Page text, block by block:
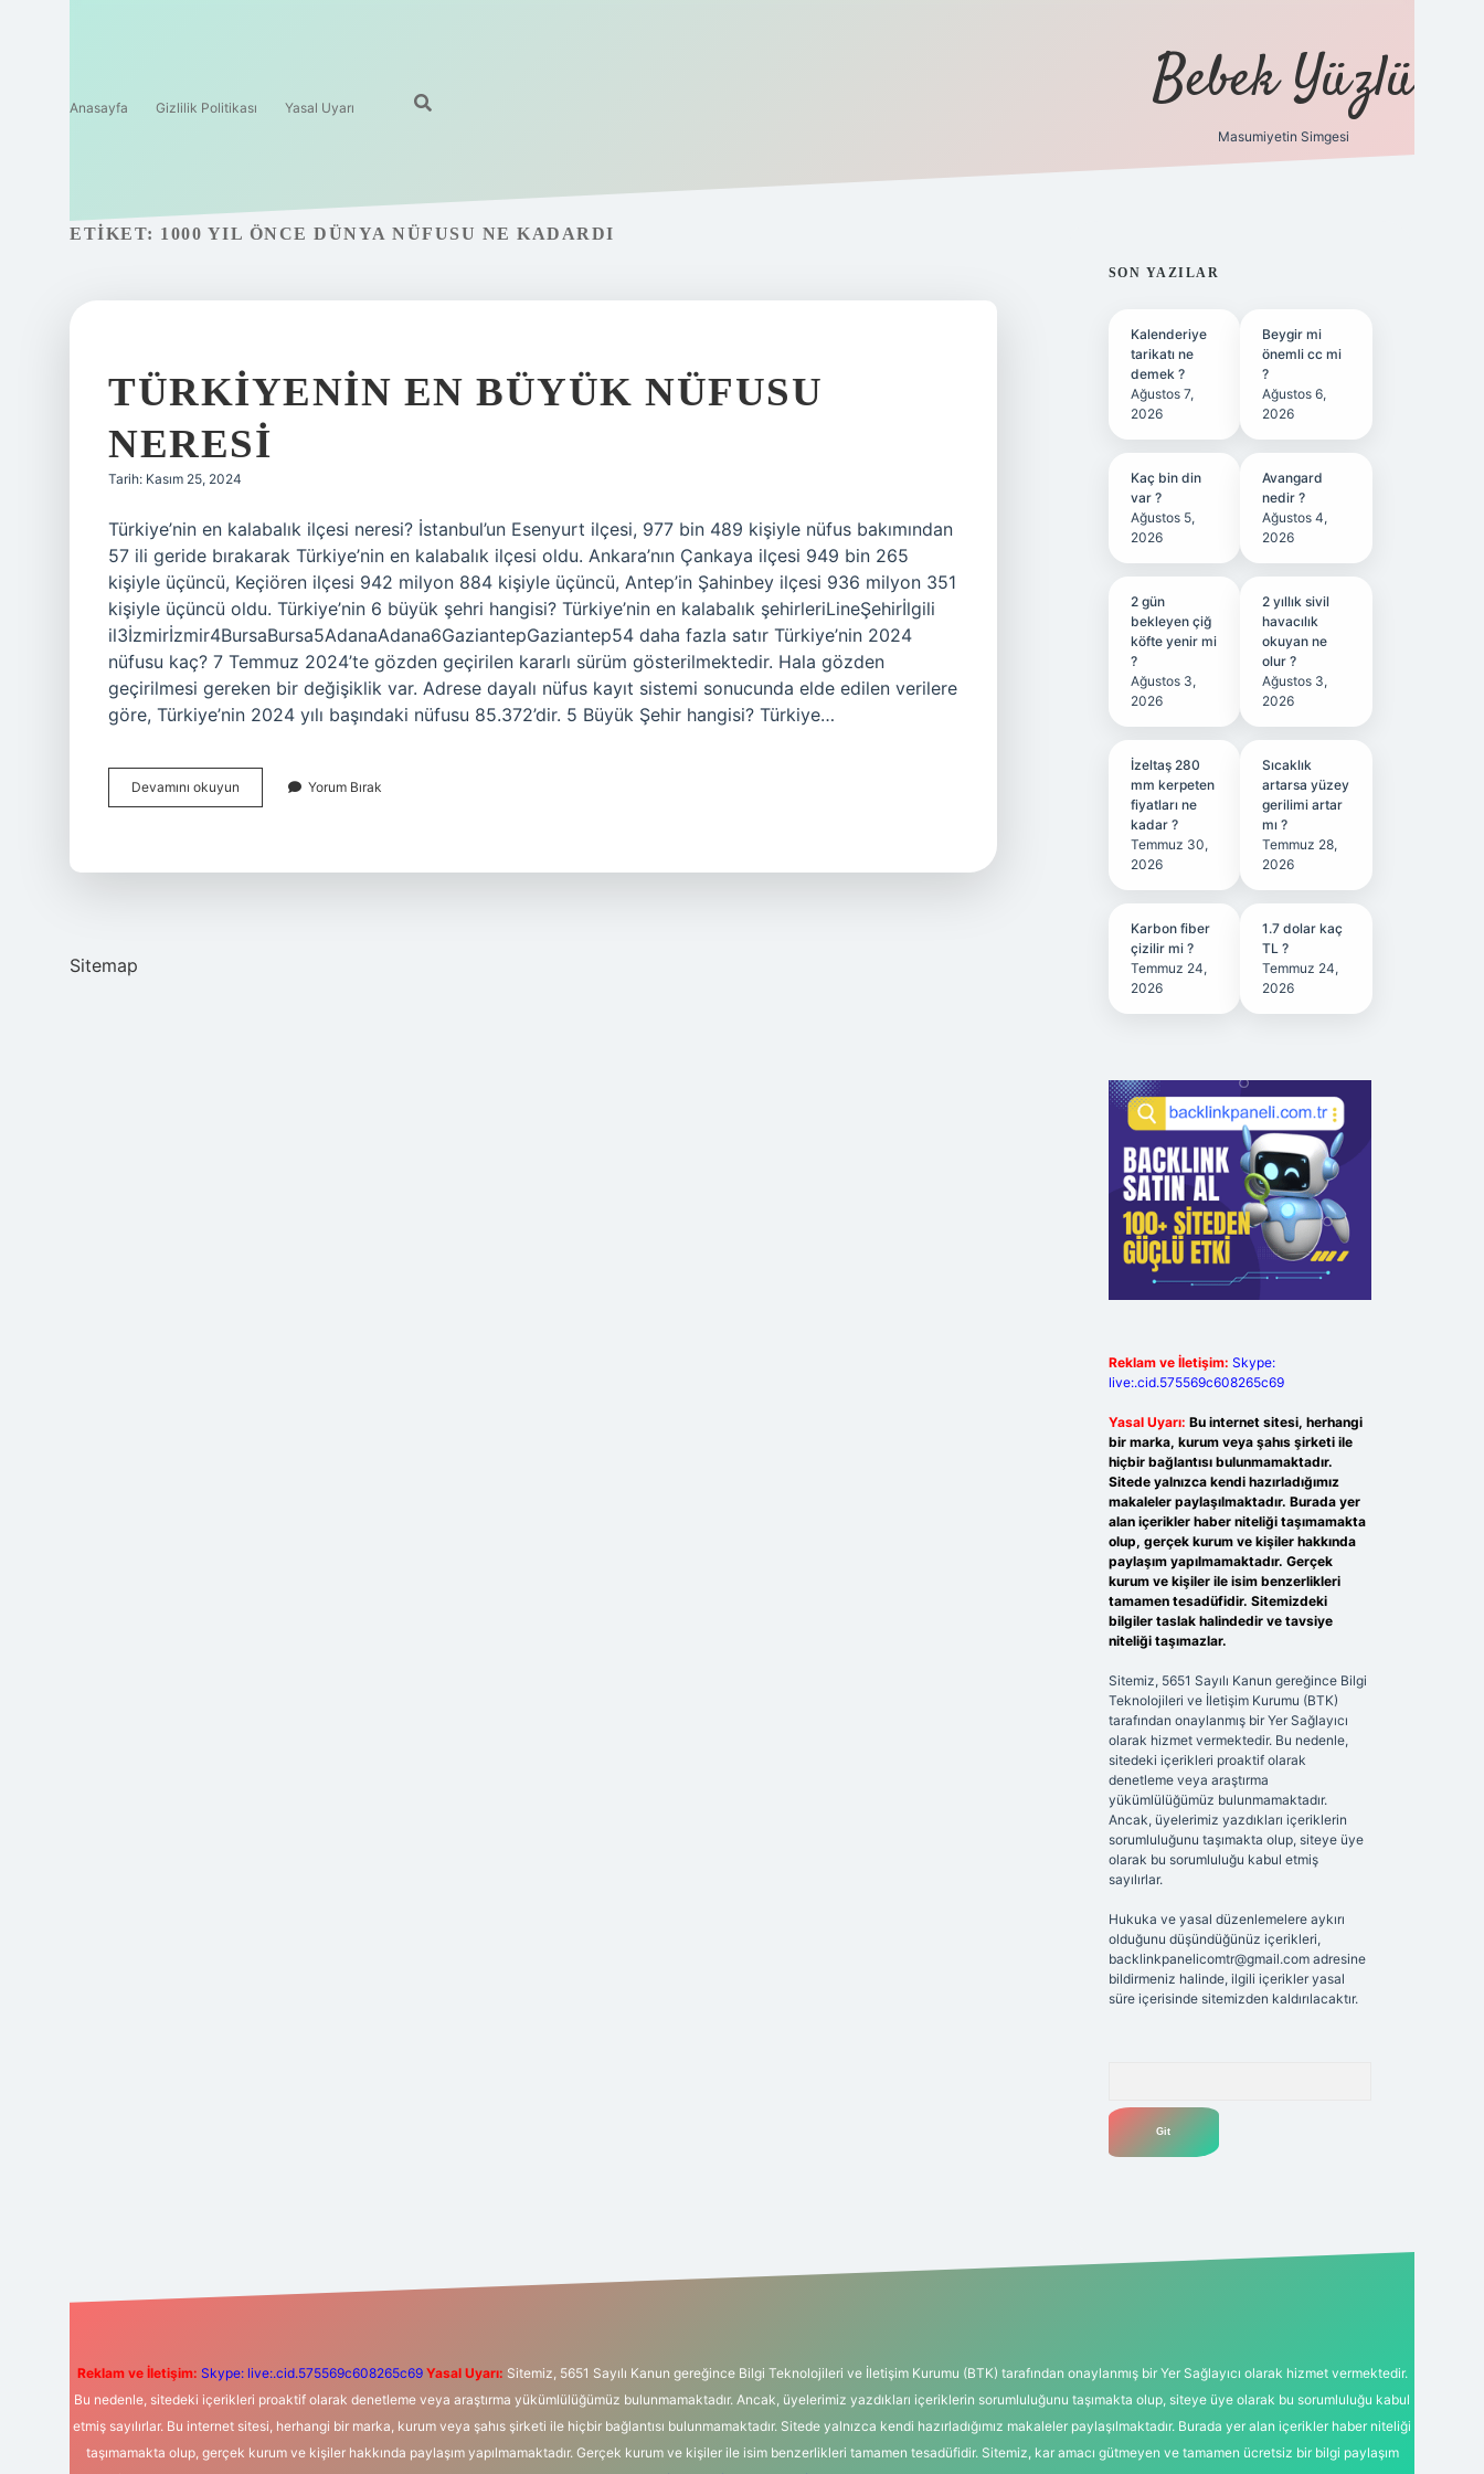
Anasayfa Gizlilik Politikası Yasal Uyarı Bebek Yüzlü
Masumiyetin Simgesi
ETIKET: 1000 YIL ÖNCE DÜNYA NÜFUSU NE KADARDI
TÜRKIYENIN EN BÜYÜK NÜFUSU
NERESI
Tarih: Kasım 25, 2024
Türkiye’nin en kalabalık ilçesi neresi? İstanbul’un Esenyurt ilçesi, 977 bin 489 kişiyle nüfus bakımından
57 ili geride bırakarak Türkiye’nin en kalabalık ilçesi oldu. Ankara’nın Çankaya ilçesi 949 bin 265
kişiyle üçüncü, Keçiören ilçesi 942 milyon 884 kişiyle üçüncü, Antep’in Şahinbey ilçesi 936 milyon 351
kişiyle üçüncü oldu. Türkiye’nin 6 büyük şehri hangisi? Türkiye’nin en kalabalık şehirleriLineŞehirİlgili
il3İzmirİzmir4BursaBursa5AdanaAdana6GaziantepGaziantep54 daha fazla satır Türkiye’nin 2024
nüfusu kaç? 7 Temmuz 2024’te gözden geçirilen kararlı sürüm gösterilmektedir. Hala gözden
geçirilmesi gereken bir değişiklik var. Adrese dayalı nüfus kayıt sistemi sonucunda elde edilen verilere
göre, Türkiye’nin 2024 yılı başındaki nüfusu 85.372’dir. 5 Büyük Şehir hangisi? Türkiye…
Devamını okuyun Türkiyenin
En
Yorum Bırak
Sitemap
SIDEBAR
SON YAZILAR
Kalenderiye
tarikatı ne
demek ?
Ağustos 7,
2026
Beygir mi
önemli cc mi
?
Ağustos 6,
2026
Kaç bin din
var ?
Ağustos 5,
2026
Avangard
nedir ?
Ağustos 4,
2026
2 gün
bekleyen çiğ
köfte yenir mi
?
Ağustos 3,
2026
2 yıllık sivil
havacılık
okuyan ne
olur ?
Ağustos 3,
2026
İzeltaş 280
mm kerpeten
fiyatları ne
kadar ?
Temmuz 30,
2026
Sıcaklık
artarsa yüzey
gerilimi artar
mı ?
Temmuz 28,
2026
Karbon fiber
çizilir mi ?
Temmuz 24,
2026
1.7 dolar kaç
TL ?
Temmuz 24,
2026
Reklam ve İletişim: Skype:
live:.cid.575569c608265c69
Yasal Uyarı: Bu internet sitesi, herhangi
bir marka, kurum veya şahıs şirketi ile
hiçbir bağlantısı bulunmamaktadır.
Sitede yalnızca kendi hazırladığımız
makaleler paylaşılmaktadır. Burada yer
alan içerikler haber niteliği taşımamakta
olup, gerçek kurum ve kişiler hakkında
paylaşım yapılmamaktadır. Gerçek
kurum ve kişiler ile isim benzerlikleri
tamamen tesadüfidir. Sitemizdeki
bilgiler taslak halindedir ve tavsiye
niteliği taşımazlar.
Sitemiz, 5651 Sayılı Kanun gereğince Bilgi
Teknolojileri ve İletişim Kurumu (BTK)
tarafından onaylanmış bir Yer Sağlayıcı
olarak hizmet vermektedir. Bu nedenle,
sitedeki içerikleri proaktif olarak
denetleme veya araştırma
yükümlülüğümüz bulunmamaktadır.
Ancak, üyelerimiz yazdıkları içeriklerin
sorumluluğunu taşımakta olup, siteye üye
olarak bu sorumluluğu kabul etmiş
sayılırlar.
Hukuka ve yasal düzenlemelere aykırı
olduğunu düşündüğünüz içerikleri,
backlinkpanelicomtr@gmail.comadresine
bildirmeniz halinde, ilgili içerikler yasal
süre içerisinde sitemizden kaldırılacaktır.
Reklam ve İletişim: Skype: live:.cid.575569c608265c69 Yasal Uyarı: Sitemiz, 5651 Sayılı Kanun gereğince Bilgi Teknolojileri ve İletişim Kurumu (BTK) tarafından onaylanmış bir Yer Sağlayıcı olarak hizmet vermektedir.
Bu nedenle, sitedeki içerikleri proaktif olarak denetleme veya araştırma yükümlülüğümüz bulunmamaktadır. Ancak, üyelerimiz yazdıkları içeriklerin sorumluluğunu taşımakta olup, siteye üye olarak bu sorumluluğu kabul
etmiş sayılırlar. Bu internet sitesi, herhangi bir marka, kurum veya şahıs şirketi ile hiçbir bağlantısı bulunmamaktadır. Sitede yalnızca kendi hazırladığımız makaleler paylaşılmaktadır. Burada yer alan içerikler haber niteliği
taşımamakta olup, gerçek kurum ve kişiler hakkında paylaşım yapılmamaktadır. Gerçek kurum ve kişiler ile isim benzerlikleri tamamen tesadüfidir. Sitemiz, kar amacı gütmeyen ve tamamen ücretsiz bir bilgi paylaşım